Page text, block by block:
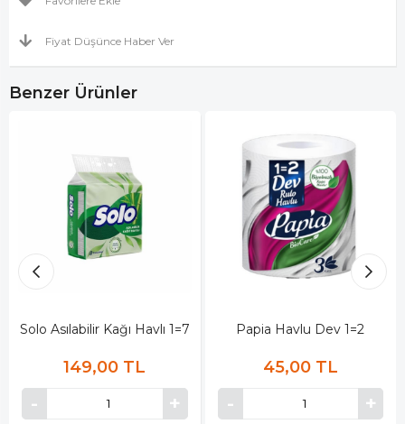
Fiyat Düşünce Haber Ver
Benzer Ürünler
Solo Asılabilir Kağı Havlı 1=7
149,00 TL
Papia Havlu Dev 1=2
45,00 TL